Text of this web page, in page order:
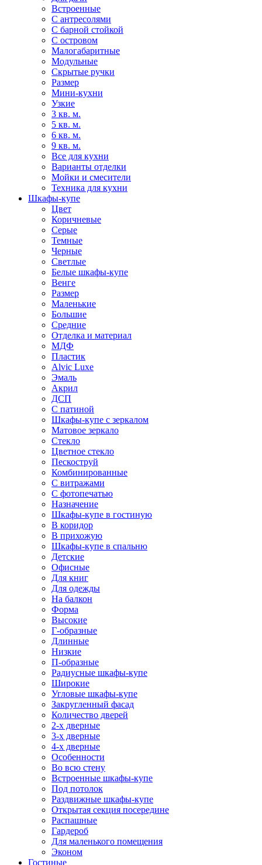
Встроенные
С антресолями
С барной стойкой
С островом
Малогабаритные
Модульные
Скрытые ручки
Размер
Мини-кухни
Узкие
3 кв. м.
5 кв. м.
6 кв. м.
9 кв. м.
Все для кухни
Варианты отделки
Мойки и смесители
Техника для кухни
Шкафы-купе
Цвет
Коричневые
Серые
Темные
Черные
Светлые
Белые шкафы-купе
Венге
Размер
Маленькие
Большие
Средние
Отделка и материал
МДФ
Пластик
Alvic Luxe
Эмаль
Акрил
ДСП
С патиной
Шкафы-купе с зеркалом
Матовое зеркало
Стекло
Цветное стекло
Пескоструй
Комбинированные
С витражами
С фотопечатью
Назначение
Шкафы-купе в гостиную
В коридор
В прихожую
Шкафы-купе в спальню
Детские
Офисные
Для книг
Для одежды
На балкон
Форма
Высокие
Г-образные
Длинные
Низкие
П-образные
Радиусные шкафы-купе
Широкие
Угловые шкафы-купе
Закругленный фасад
Количество дверей
2-х дверные
3-х дверные
4-х дверные
Особенности
Во всю стену
Встроенные шкафы-купе
Под потолок
Раздвижные шкафы-купе
Открытая секция посередине
Распашные
Гардероб
Для маленького помещения
Эконом
Гостиные